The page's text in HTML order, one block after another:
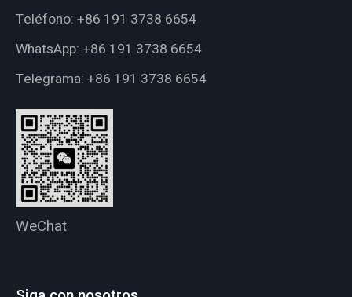
Teléfono: +86 191 3738 6654
WhatsApp: +86 191 3738 6654
Telegrama: +86 191 3738 6654
WeChat